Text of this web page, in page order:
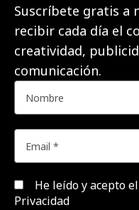
Suscríbete gratis a
recibir cada día el
creatividad,
comunicación.
He leído y acepto el
Privacidad